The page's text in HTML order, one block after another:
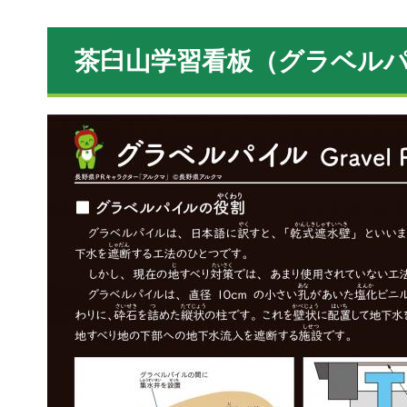
茶臼山学習看板（グラベル